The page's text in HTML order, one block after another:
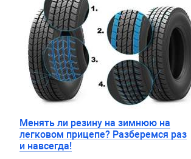
Менять ли резину на зимнюю на
легковом прицепе? Разберемся раз
и навсегда!